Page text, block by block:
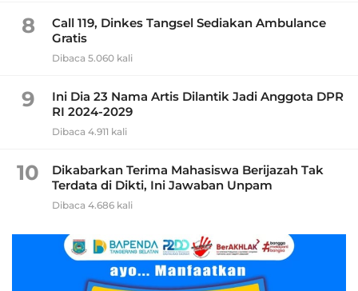
8
Call 119, Dinkes Tangsel Sediakan Ambulance
Gratis
Dibaca 5.060 kali
9
Ini Dia 23 Nama Artis Dilantik Jadi Anggota DPR
RI 2024-2029
Dibaca 4.911 kali
10
Dikabarkan Terima Mahasiswa Berijazah Tak
Terdata di Dikti, Ini Jawaban Unpam
Dibaca 4.686 kali